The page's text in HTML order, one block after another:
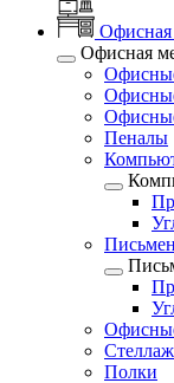
Офисная
Офисная
Пеналы
Полки